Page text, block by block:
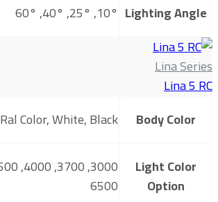
Lighting Angle
10°, 25°, 40°, 60°
Lina Series
Lina 5 RC
Body Color
Ral Color, White, Black
Light Color
Option
6500